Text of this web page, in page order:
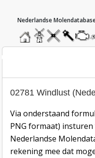
homemolendatabase
inzend-formulier
02781 Windlust
Via onderstaand
PNG formaat)
Nederlandse
rekening mee dat